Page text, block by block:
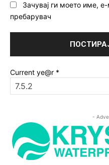
Зачувај ги моето име,
пребарувач
Current ye@r *
-